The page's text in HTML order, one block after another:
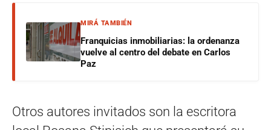
MIRÁ TAMBIÉN
Franquicias inmobiliarias: la ordenanza
vuelve al centro del debate en Carlos
Paz
Otros autores invitados son la escritora